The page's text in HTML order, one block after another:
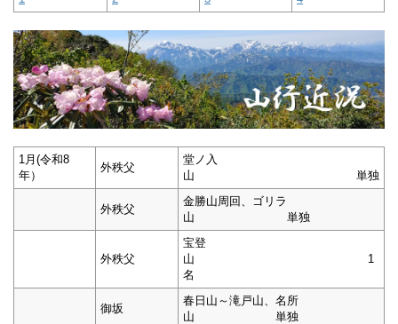
1月(令和8
年）
外秩父
堂ノ入
山 単独
外秩父
金勝山周回、ゴリラ
山 単独
外秩父
宝登
山 1
名
御坂
春日山～滝戸山、名所
山 単独